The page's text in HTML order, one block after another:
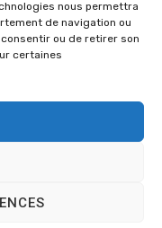
nous permettra
de navigation ou
ou de retirer son
certaines
Le Vendredi :
de 8h00 à
12h15 et de
de